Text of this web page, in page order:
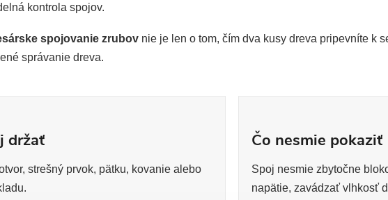
kontrola spojov.
spojovanie zrubovnie je len o tom, čím dva kusy dreva pripevníte k
správanie dreva.
držať
strešný prvok, pätku, kovanie alebo
Čo nesmie pokaziť
Spoj nesmie zbytočne
napätie, zavádzať vlhkosť